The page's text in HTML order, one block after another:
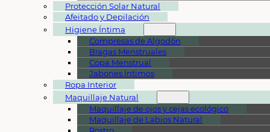
Protección Solar Natural
Afeitado y Depilación
Higiene Íntima
Compresas de Algodón
Bragas Menstruales
Copa Menstrual
Jabones Íntimos
Ropa Interior
Maquillaje Natural
Maquillaje de ojos y cejas ecológico
Maquillaje de Labios Natural
Rostro